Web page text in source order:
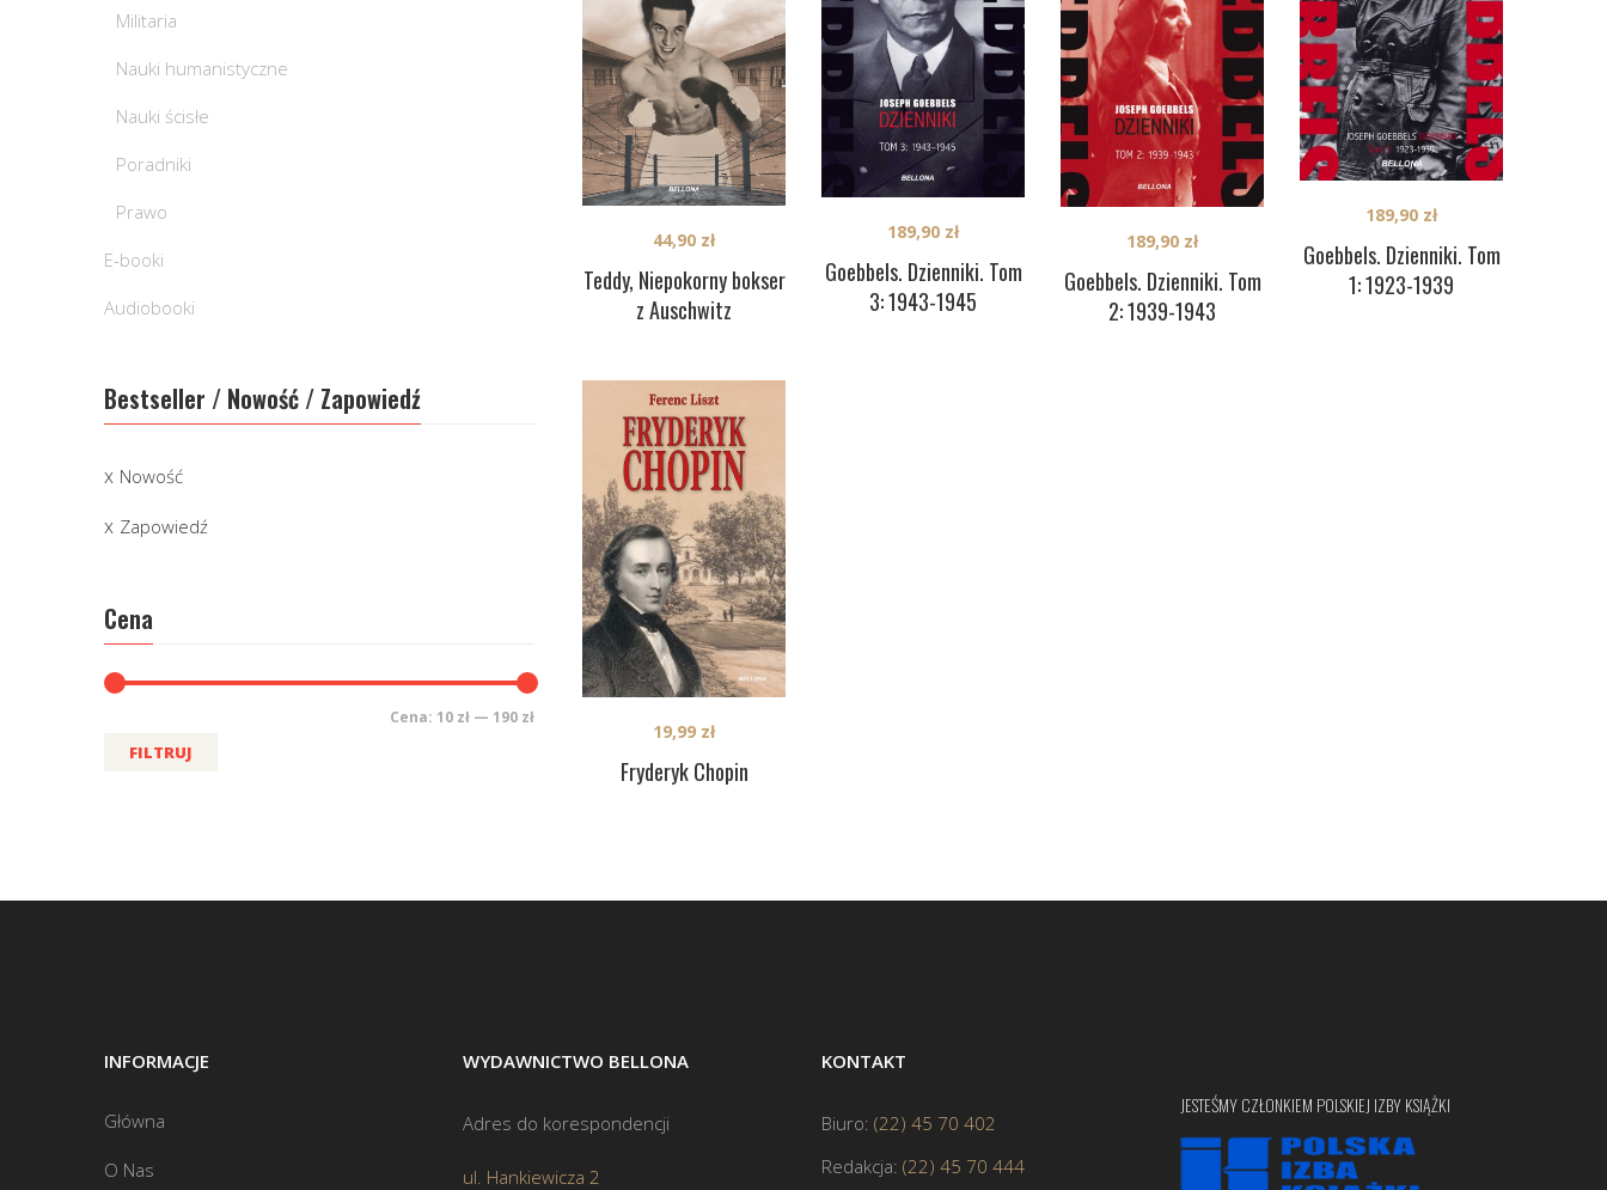
Teddy, Niepokorny bokser
z Auschwitz
44,90 zł
Goebbels. Dzienniki. Tom
3: 1943-1945
189,90 zł
Goebbels. Dzienniki. Tom
2: 1939-1943
189,90 zł
Goebbels. Dzienniki. Tom
1: 1923-1939
189,90 zł
Fryderyk Chopin
19,99 zł
Militaria
Nauki humanistyczne
Nauki ścisłe
Poradniki
Prawo
E-booki
Audiobooki
Bestseller / Nowość / Zapowiedź
Nowość
Zapowiedź
Cena
FILTRUJ
Cena: 10 zł — 190 zł
INFORMACJE
Główna
O Nas
WYDAWNICTWO BELLONA
Adres do korespondencji
ul. Hankiewicza 2
KONTAKT
Biuro: (22) 45 70 402
Redakcja: (22) 45 70 444
JESTEŚMY CZŁONKIEM POLSKIEJ IZBY KSIĄŻKI